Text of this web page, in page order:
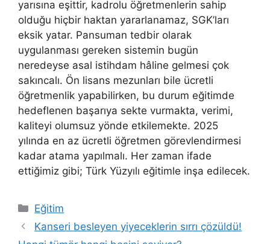
yarısına eşittir, kadrolu öğretmenlerin sahip
olduğu hiçbir haktan yararlanamaz, SGK’ları
eksik yatar. Pansuman tedbir olarak
uygulanması gereken sistemin bugün
neredeyse asal istihdam hâline gelmesi çok
sakıncalı. Ön lisans mezunları bile ücretli
öğretmenlik yapabilirken, bu durum eğitimde
hedeflenen başarıya sekte vurmakta, verimi,
kaliteyi olumsuz yönde etkilemekte. 2025
yılında en az ücretli öğretmen görevlendirmesi
kadar atama yapılmalı. Her zaman ifade
ettiğimiz gibi; Türk Yüzyılı eğitimle inşa edilecek.
Kategoriler
Eğitim
Kanseri besleyen yiyeceklerin sırrı çözüldü!